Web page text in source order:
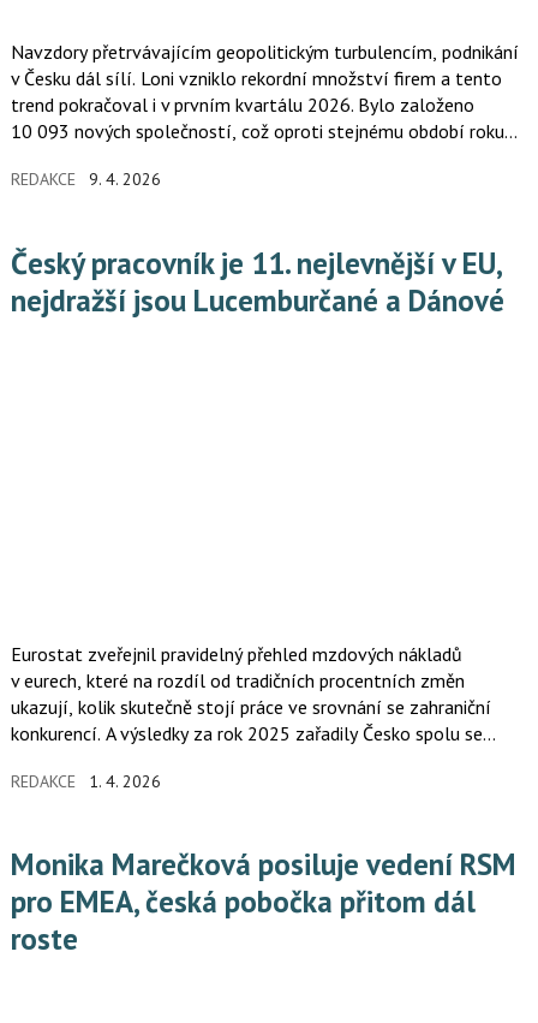
Navzdory přetrvávajícím geopolitickým turbulencím, podnikání
v Česku dál sílí. Loni vzniklo rekordní množství firem a tento
trend pokračoval i v prvním kvartálu 2026. Bylo založeno
10 093 nových společností, což oproti stejnému období roku
REDAKCE 9. 4. 2026
Český pracovník je 11. nejlevnější v EU,
nejdražší jsou Lucemburčané a Dánové
Eurostat zveřejnil pravidelný přehled mzdových nákladů
v eurech, které na rozdíl od tradičních procentních změn
ukazují, kolik skutečně stojí práce ve srovnání se zahraniční
konkurencí. A výsledky za rok 2025 zařadily Česko spolu se
REDAKCE 1. 4. 2026
Monika Marečková posiluje vedení RSM
pro EMEA, česká pobočka přitom dál
roste